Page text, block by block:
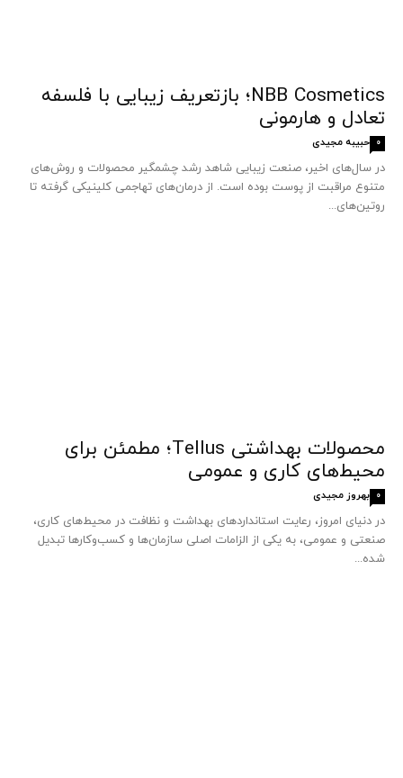
NBB Cosmetics؛ بازتعریف زیبایی با فلسفه
تعادل و هارمونی
حبیبه مجیدی 0
در سال‌های اخیر، صنعت زیبایی شاهد رشد چشمگیر محصولات و روش‌های
متنوع مراقبت از پوست بوده است. از درمان‌های تهاجمی کلینیکی گرفته تا
روتین‌های...
محصولات بهداشتی Tellus؛ مطمئن برای
محیط‌های کاری و عمومی
بهروز مجیدی 0
در دنیای امروز، رعایت استانداردهای بهداشت و نظافت در محیط‌های کاری،
صنعتی و عمومی، به یکی از الزامات اصلی سازمان‌ها و کسب‌وکارها تبدیل
شده...